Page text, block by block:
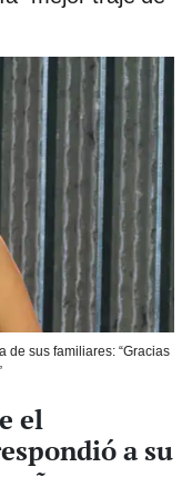
de sus familiares: “Gracias
el
a su